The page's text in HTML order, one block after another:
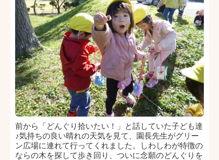
前から「どんぐり拾いたい！」と話していた子ども達
♪気持ちの良い晴れの天気を見て、園長先生がグリー
ン広場に連れて行ってくれました。しわしわが特徴の
ならの木を探して歩き回り、ついに念願のどんぐりを